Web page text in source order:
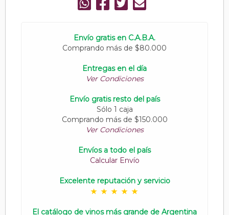
Envío gratis en C.A.B.A.
Comprando más de $80.000
Entregas en el día
Ver Condiciones
Envío gratis resto del país
Sólo 1 caja
Comprando más de $150.000
Ver Condiciones
Envíos a todo el país
Calcular Envío
Excelente reputación y servicio
El catálogo de vinos más grande de Argentina